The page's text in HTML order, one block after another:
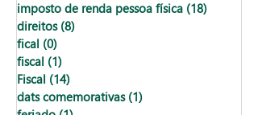
imposto de renda pessoa física (18)
direitos (8)
fical (0)
fiscal (1)
Fiscal (14)
dats comemorativas (1)